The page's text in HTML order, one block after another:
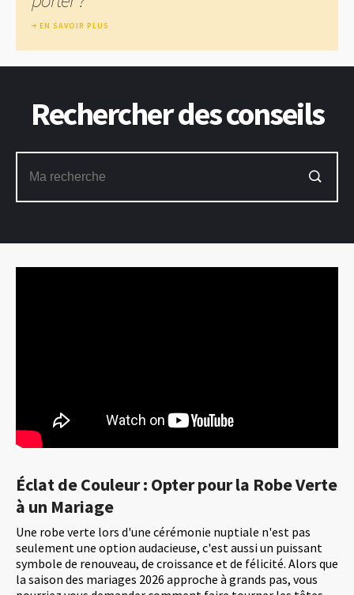
Éclat de Couleur : Opter pour la Robe Verte
à un Mariage
Une robe verte lors d'une cérémonie nuptiale n'est pas
seulement une option audacieuse, c'est aussi un puissant
symbole de renouveau, de croissance et de félicité. Alors que
la saison des mariages 2026 approche à grands pas, vous
EN SAVOIR PLUS
Rechercher des conseils